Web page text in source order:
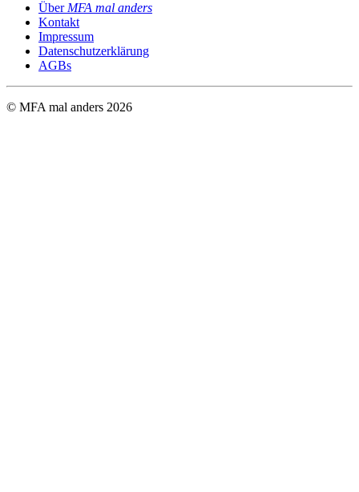
Über MFA mal anders
Kontakt
Impressum
Datenschutzerklärung
AGBs
© MFA mal anders 2026